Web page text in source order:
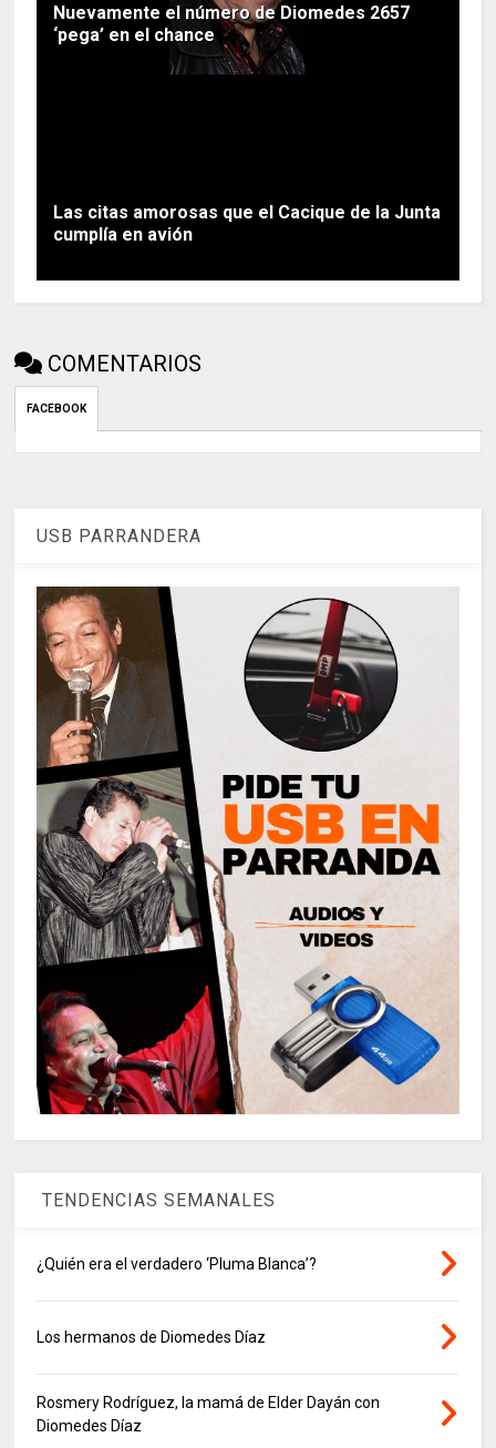
Nuevamente el número de Diomedes 2657
‘pega’ en el chance
Las citas amorosas que el Cacique de la Junta
cumplía en avión
COMENTARIOS
FACEBOOK
USB PARRANDERA
TENDENCIAS SEMANALES
¿Quién era el verdadero ‘Pluma Blanca’?
Los hermanos de Diomedes Díaz
Rosmery Rodríguez, la mamá de Elder Dayán con
Diomedes Díaz